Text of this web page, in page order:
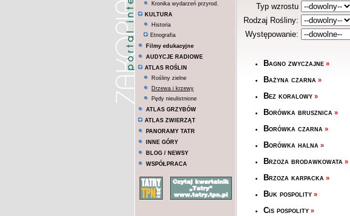
Kronika wydarzeń przyrod.
KULTURA
Historia
Etnografia
Filmy edukacyjne
AUDYCJE RADIOWE
ATLAS ROŚLIN
Rośliny zielne
Drzewa i krzewy
Pędy nieulistnione
ATLAS GRZYBÓW
ATLAS ZWIERZĄT
PANORAMY TATR
INNE GÓRY
BLOG / NEWSY
WSPÓŁPRACA
Typ wzrostu
Rodzaj Rośliny:
Występowanie:
Bagno zwyczajne »
Bażyna czarna »
Bez koralowy »
Borówka brusznica »
Borówka czarna »
Borówka halna »
Brzoza brodawkowata »
Brzoza karpacka »
Buk pospolity »
Cis pospolity »